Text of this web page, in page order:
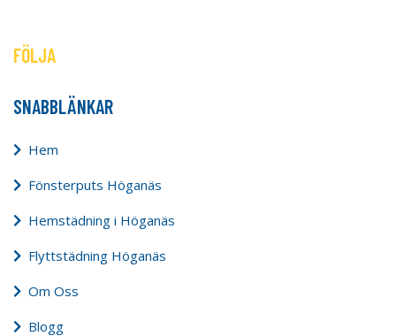
FÖLJA
SNABBLÄNKAR
Hem
Fönsterputs Höganäs
Hemstädning i Höganäs
Flyttstädning Höganäs
Om Oss
Blogg